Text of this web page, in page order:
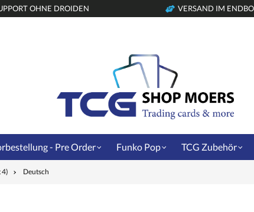
OHNE DROIDEN VERSAND IM
- Pre Order Funko Pop TCG Zubehör
4) Deutsch